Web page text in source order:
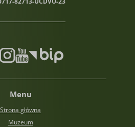
Youtube
Biuletyn informacji
Menu
Strona główna
Muzeum